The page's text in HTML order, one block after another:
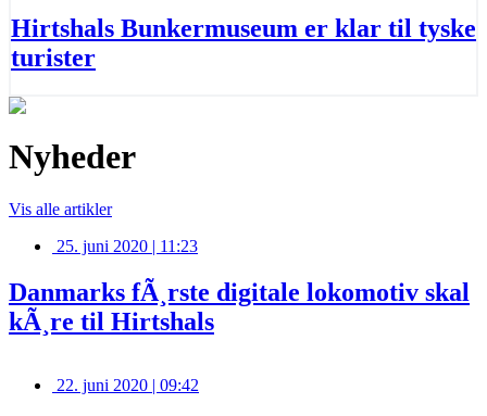
Hirtshals Bunkermuseum er klar til tyske
turister
Nyheder
Vis alle artikler
25. juni 2020 | 11:23
Danmarks fÃ¸rste digitale lokomotiv skal
kÃ¸re til Hirtshals
22. juni 2020 | 09:42